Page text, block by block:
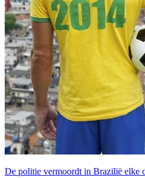
De politie vermoordt in Brazilië elke